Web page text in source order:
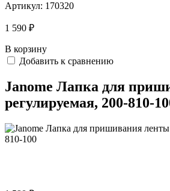
Артикул: 170320
1 590 ₽
В корзину
Добавить к сравнению
Janome Лапка для
регулируемая, 200-810-